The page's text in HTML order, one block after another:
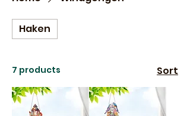
Haken
7 products Sort